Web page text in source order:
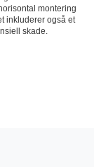
montering
inkluderer også et
skade.